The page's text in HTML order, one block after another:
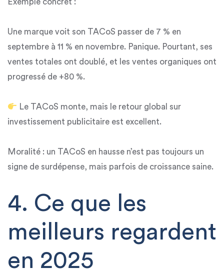
Exemple concret :
Une marque voit son TACoS passer de 7 % en
septembre à 11 % en novembre. Panique. Pourtant, ses
ventes totales ont doublé, et les ventes organiques ont
progressé de +80 %.
Le TACoS monte, mais le retour global sur
investissement publicitaire est excellent.
Moralité : un TACoS en hausse n’est pas toujours un
signe de surdépense, mais parfois de croissance saine.
4. Ce que les
meilleurs regardent
en 2025